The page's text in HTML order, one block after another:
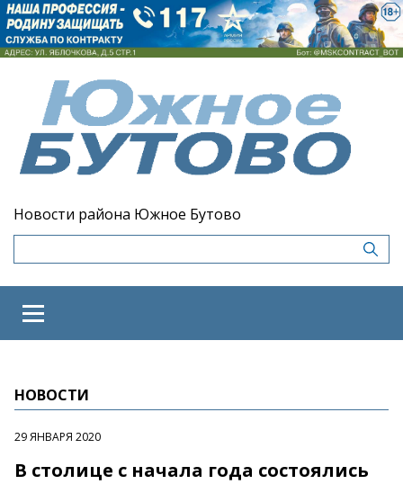
Новости района Южное Бутово
НОВОСТИ
29 ЯНВАРЯ 2020
В столице с начала года состоялись